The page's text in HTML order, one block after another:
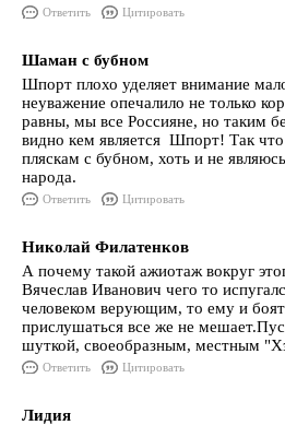
Ответить Цитировать
Шаман с бубном
Шпорт плохо уделяет внимание
неуважение опечалило не только
равны, мы все Россияне, но таким
видно кем является Шпорт! Так
пляскам с бубном, хоть и не
народа.
Ответить Цитировать
Николай Филатенков
А почему такой ажиотаж вокруг
Вячеслав Иванович чего то
человеком верующим, то ему и
прислушаться все же не
шуткой, своеобразным, местным
Ответить Цитировать
Лидия